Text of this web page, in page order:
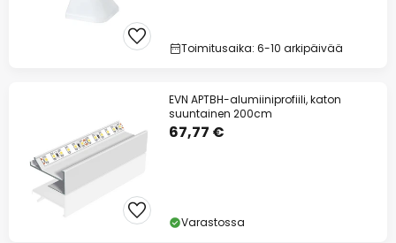
Toimitusaika: 6-10 arkipäivää
EVN APTBH-alumiiniprofiili, katon
suuntainen 200cm
67,77 €
Varastossa